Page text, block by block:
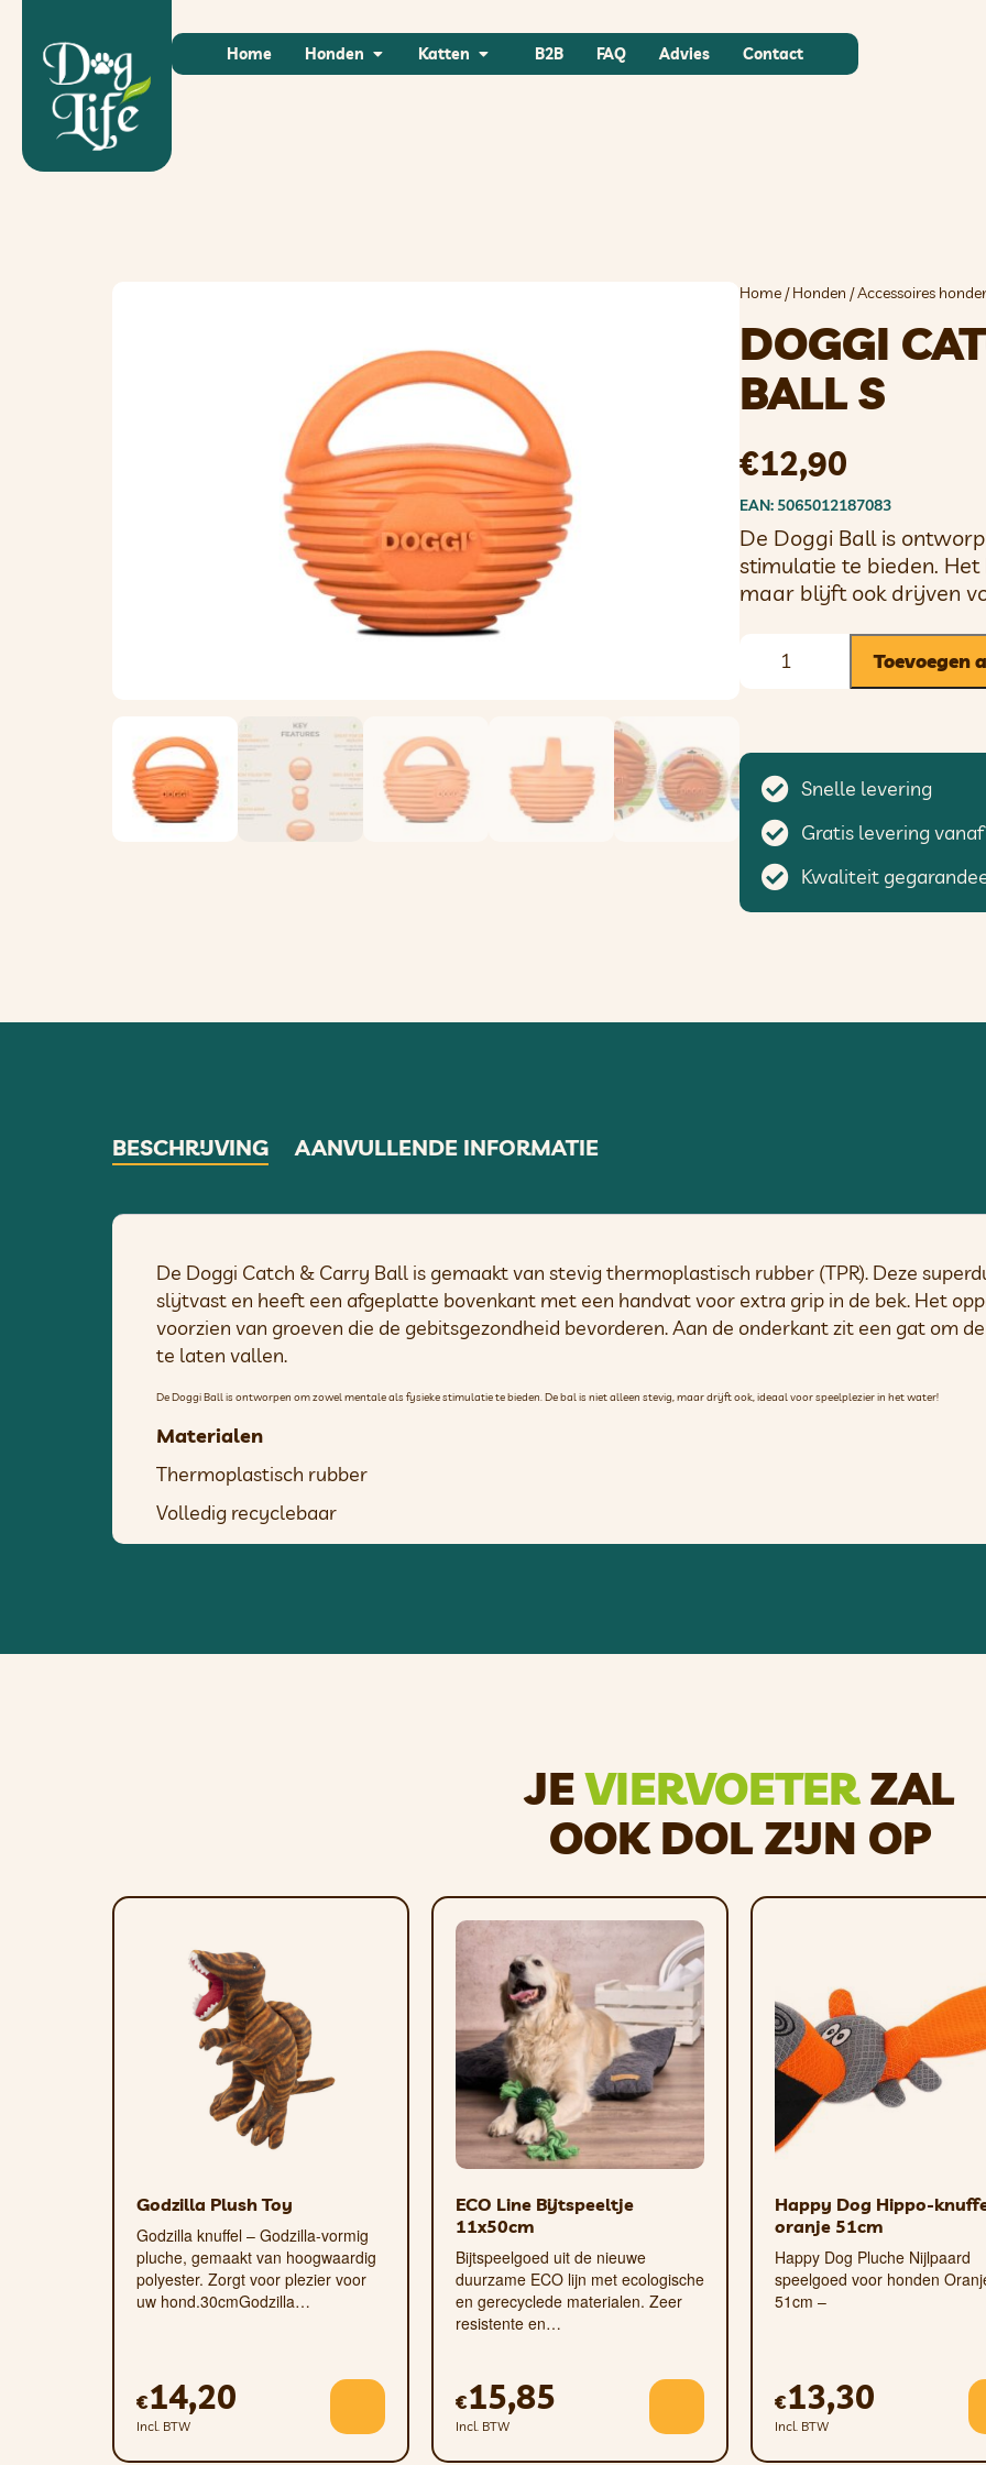
Home Honden Katten B2B FAQ Advies Contact
Home /Honden /Accessoires
DOGGI
BALL S
€12,90
EAN: 5065012187083
De Doggi Ball is
stimulatie te bieden.
maar blijft ook drijven
Toevoegen
Snelle levering
Gratis levering
Kwaliteit
BESCHRIJVING AANVULLENDE INFORMATIE
De Doggi Catch & Carry Ball is gemaakt van stevig thermoplastisch rubber (TPR). Deze
slijtvast en heeft een afgeplatte bovenkant met een handvat voor extra grip in de bek. Het
voorzien van groeven die de gebitsgezondheid bevorderen. Aan de onderkant zit een gat om
te laten vallen.
De Doggi Ball is ontworpen om zowel mentale als fysieke stimulatie te bieden. De bal is niet alleen stevig, maar drijft ook, ideaal voor speelplezier in het water!
Materialen
Thermoplastisch rubber
Volledig recyclebaar
3 maten:
– gemaakt van thermoplastisch rubber, bestand tegen ruw spelen en kauwen.
Het drijft– ideaal voor het strand, het park en de achtertuin!
Gegroefd oppervlak en gat voor het doseren van snoepjes
– bevordert de
wat snoepjes in de bal om het foerageerinstinct te stimuleren, of strooi de favoriete snoepjes
Goed zichtbaar– de feloranje kleur helpt baasjes het favoriete speeltje van hun huisdier te
JEVIERVOETERZAL
OOK DOL ZIJN OP
Godzilla Plush Toy
Godzilla knuffel – Godzilla-vormig
pluche, gemaakt van hoogwaardig
polyester. Zorgt voor plezier voor
uw hond.30cmGodzilla…
€14,20
Incl. BTW
ECO Line Bijtspeeltje
11x50cm
Bijtspeelgoed uit de nieuwe
duurzame ECO lijn met ecologische
en gerecyclede materialen. Zeer
resistente en…
€15,85
Incl. BTW
Happy Dog Hippo-
oranje 51cm
Happy Dog Pluche Nijlpaard
speelgoed voor honden
51cm –
€13,30
Incl. BTW